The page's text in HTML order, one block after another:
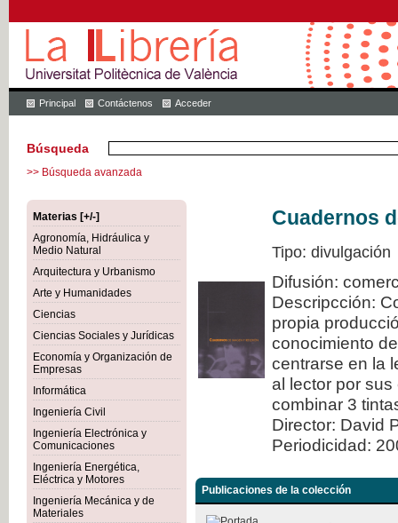
Principal Contáctenos Acceder
Búsqueda
>> Búsqueda avanzada
Materias [+/-]
Agronomía, Hidráulica y
Medio Natural
Arquitectura y Urbanismo
Arte y Humanidades
Ciencias
Ciencias Sociales y Jurídicas
Economía y Organización de
Empresas
Informática
Ingeniería Civil
Ingeniería Electrónica y
Comunicaciones
Ingeniería Energética,
Eléctrica y Motores
Ingeniería Mecánica y de
Materiales
Cuadernos
Tipo: divulgación
Difusión:
Descripcción:
propia
conocimiento
centrarse en la
al lector por
combinar 3
Director: David
Periodicidad:
Publicaciones de la colección